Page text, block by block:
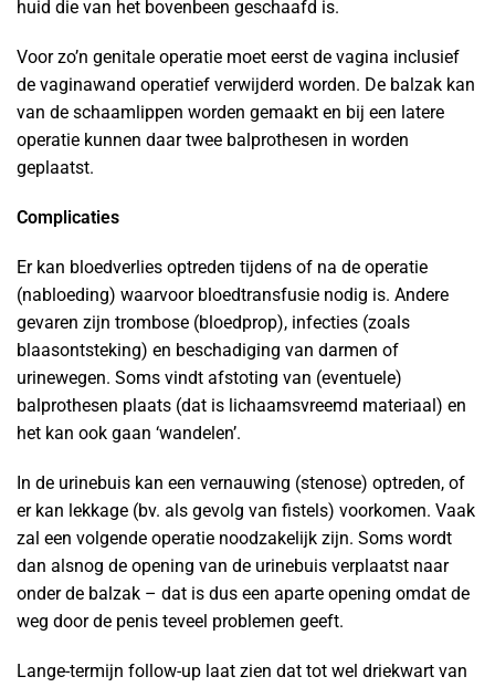
huid die van het bovenbeen geschaafd is.
Voor zo’n genitale operatie moet eerst de vagina inclusief
de vaginawand operatief verwijderd worden. De balzak kan
van de schaamlippen worden gemaakt en bij een latere
operatie kunnen daar twee balprothesen in worden
geplaatst.
Complicaties
Er kan bloedverlies optreden tijdens of na de operatie
(nabloeding) waarvoor bloedtransfusie nodig is. Andere
gevaren zijn trombose (bloedprop), infecties (zoals
blaasontsteking) en beschadiging van darmen of
urinewegen. Soms vindt afstoting van (eventuele)
balprothesen plaats (dat is lichaamsvreemd materiaal) en
het kan ook gaan ‘wandelen’.
In de urinebuis kan een vernauwing (stenose) optreden, of
er kan lekkage (bv. als gevolg van fistels) voorkomen. Vaak
zal een volgende operatie noodzakelijk zijn. Soms wordt
dan alsnog de opening van de urinebuis verplaatst naar
onder de balzak – dat is dus een aparte opening omdat de
weg door de penis teveel problemen geeft.
Lange-termijn follow-up laat zien dat tot wel driekwart van